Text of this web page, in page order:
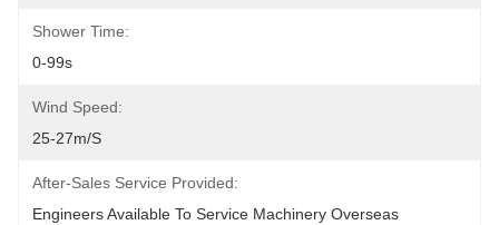
Shower Time:
0-99s
Wind Speed:
25-27m/s
After-Sales Service Provided:
Engineers Available To Service Machinery Overseas